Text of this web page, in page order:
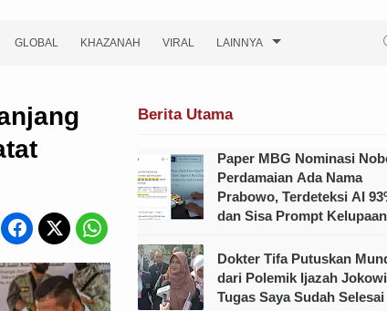
GLOBAL KHAZANAH VIRAL LAINNYA
Berita Utama
Paper MBG Nominasi
Perdamaian Ada Nama
Prabowo, Terdeteksi AI
dan Sisa Prompt Kelupaan
Dokter Tifa Putuskan
dari Polemik Ijazah
Tugas Saya Sudah Selesai